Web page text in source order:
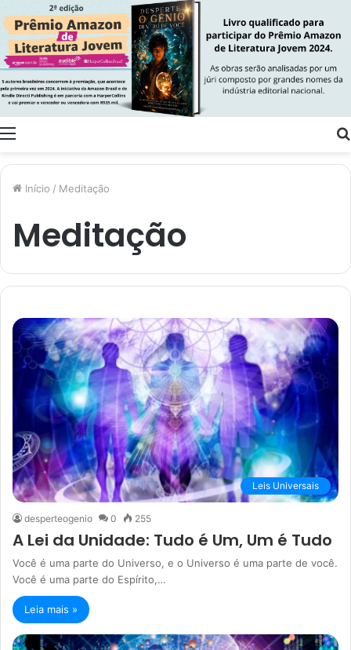
Menu
Início / Meditação
Meditação
Leis Universais
desperteogenio 0 255
A Lei da Unidade: Tudo é Um, Um é Tudo
Você é uma parte do Universo, e o Universo é uma parte de você.
Você é uma parte do Espírito,…
Leia mais »